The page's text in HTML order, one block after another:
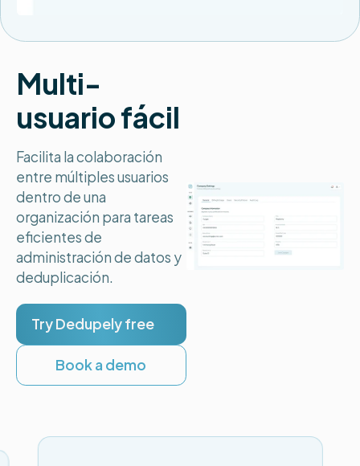
Multi-
usuario fácil
Facilita la colaboración
entre múltiples usuarios
dentro de una
organización para tareas
eficientes de
administración de datos y
deduplicación.
Try Dedupely free
Book a demo